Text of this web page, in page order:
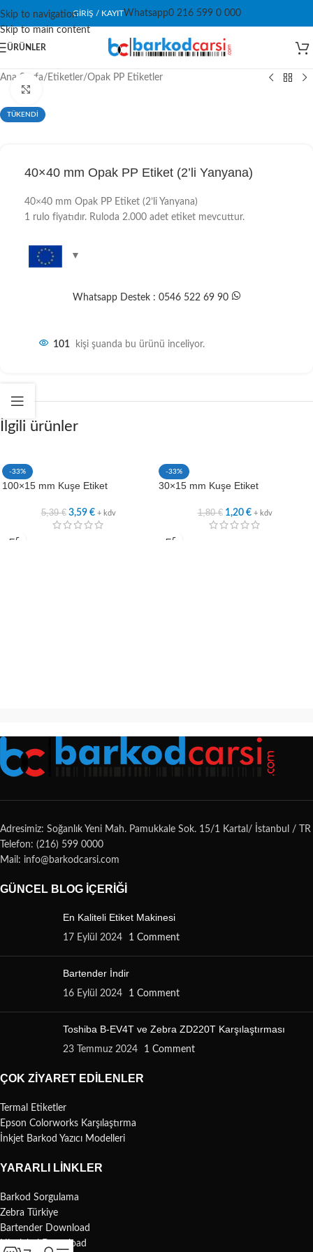
Skip to navigation
Skip to main content
GIRIŞ / KAYITWhatsapp0 216 599 0 000
ÜRÜNLER
Ana Sayfa/ Etiketler/Opak PP Etiketler
TÜKENDİ
40×40 mm Opak PP Etiket (2’li Yanyana)
40×40 mm Opak PP Etiket (2’li Yanyana)
1 rulo fiyatıdır. Ruloda 2.000 adet etiket mevcuttur.
Whatsapp Destek : 0546 522 69 90
101 kişi şuanda bu ürünü inceliyor.
İlgili ürünler
-33%
100×15 mm Kuşe Etiket
5,39€ 3,59 € + kdv
-33%
30×15 mm Kuşe Etiket
1,80€ 1,20 € + kdv
Adresimiz: Soğanlık Yeni Mah. Pamukkale Sok. 15/1 Kartal/ İstanbul / TR
Telefon: (216) 599 0000
Mail: info@barkodcarsi.com
GÜNCEL BLOG İÇERIĞI
En Kaliteli Etiket Makinesi
17 Eylül 2024 1 Comment
Bartender İndir
16 Eylül 2024 1 Comment
Toshiba B-EV4T ve Zebra ZD220T Karşılaştırması
23 Temmuz 2024 1 Comment
ÇOK ZIYARET EDILENLER
Termal Etiketler
Epson Colorworks Karşılaştırma
İnkjet Barkod Yazıcı Modelleri
YARARLI LINKLER
Barkod Sorgulama
Zebra Türkiye
Bartender Download
Nicelabel Download